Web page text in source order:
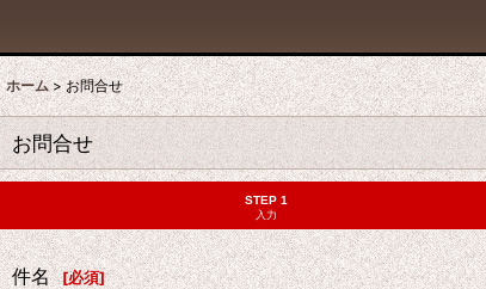
ホーム > お問合せ
お問合せ
STEP 1
入力
件名 [必須]